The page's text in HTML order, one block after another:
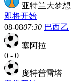
亚特兰大梦想
即将开始
08-0807:30 巴西乙
塞阿拉
0 - 0
庞特普雷塔